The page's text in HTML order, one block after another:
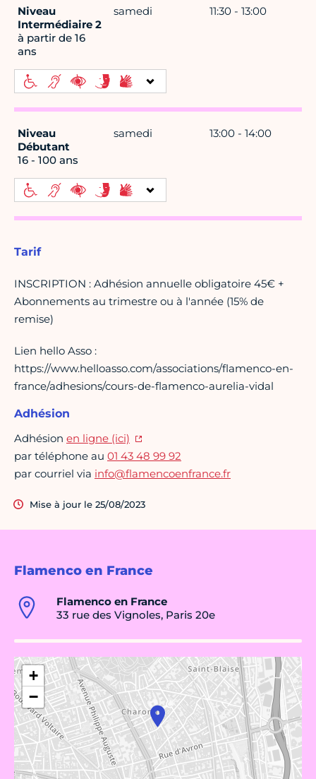
Flamenco en France
Flamenco en France
33 rue des Vignoles, Paris 20e
+
−
Niveau
Intermédiaire 2
à partir de 16
ans
samedi 11:30 - 13:00
Niveau
Débutant
16 - 100 ans
samedi 13:00 - 14:00
Tarif
INSCRIPTION : Adhésion annuelle obligatoire 45€ +
Abonnements au trimestre ou à l'année (15% de
remise)
Lien hello Asso :
https://www.helloasso.com/associations/flamenco-en-
france/adhesions/cours-de-flamenco-aurelia-vidal
Adhésion
Adhésion en ligne (ici)
par téléphone au 01 43 48 99 92
par courriel via info@flamencoenfrance.fr
Mise à jour le 25/08/2023